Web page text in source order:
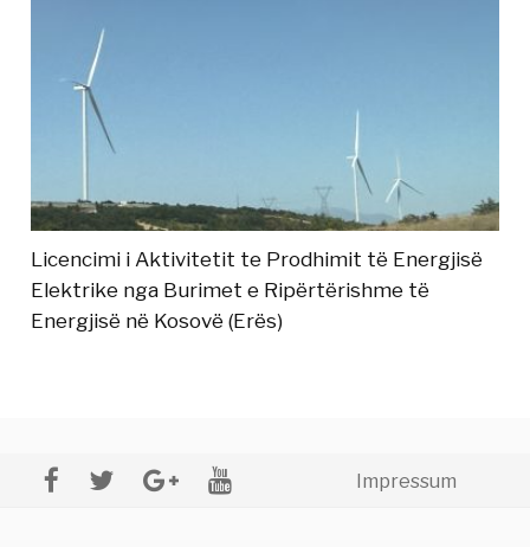
Licencimi i Aktivitetit te Prodhimit të Energjisë
Elektrike nga Burimet e Ripërtërishme të
Energjisë në Kosovë (Erës)
Impressum